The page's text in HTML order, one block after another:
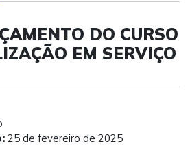
DO CURSO
EM SERVIÇO
25 de fevereiro de 2025